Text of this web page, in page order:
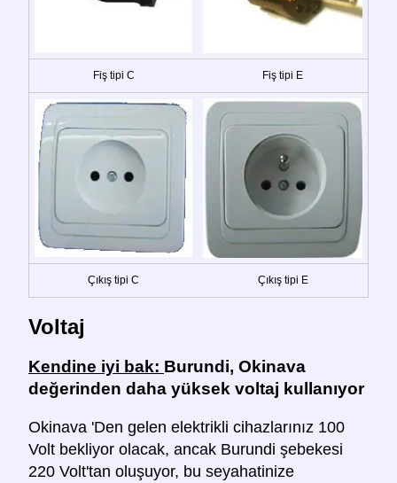
Fiş tipi C Fiş tipi E
Çıkış tipi C Çıkış tipi E
Voltaj
Kendine iyi bak: Burundi, Okinava
değerinden daha yüksek voltaj kullanıyor
Okinava 'Den gelen elektrikli cihazlarınız 100
Volt bekliyor olacak, ancak Burundi şebekesi
220 Volt'tan oluşuyor, bu seyahatinize